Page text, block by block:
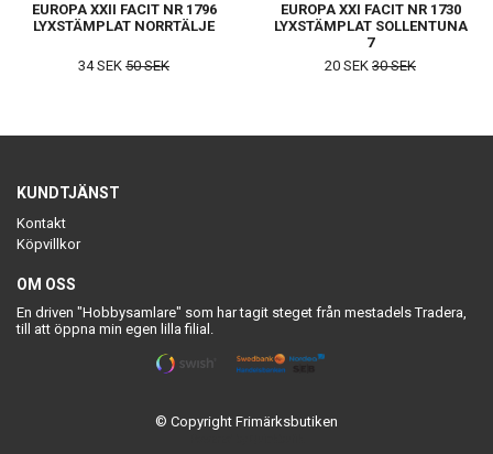
EUROPA XXII FACIT NR 1796
LYXSTÄMPLAT NORRTÄLJE
34 SEK 50 SEK
EUROPA XXI FACIT NR 1730
LYXSTÄMPLAT SOLLENTUNA
7
20 SEK 30 SEK
KUNDTJÄNST
Kontakt
Köpvillkor
OM OSS
En driven "Hobbysamlare" som har tagit steget från mestadels Tradera,
till att öppna min egen lilla filial.
© Copyright Frimärksbutiken